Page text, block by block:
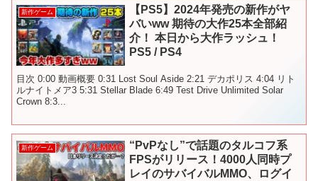
新作ゲーム
【PS5】2024年発売の新作がヤ
バいww 期待の大作25本全部紹
介！ 本日から大作ラッシュ！
PS5 / PS4
目次 0:00 動画概要 0:31 Lost Soul Aside 2:21 デカポリス 4:04 リト
ルナイトメア3 5:31 Stellar Blade 6:49 Test Drive Unlimited Solar
Crown 8:3...
新作ゲーム
“PvPなし”で話題のタルコフ系
FPSがリリース！4000人同時プ
レイのサバイバルMMO、ログイ